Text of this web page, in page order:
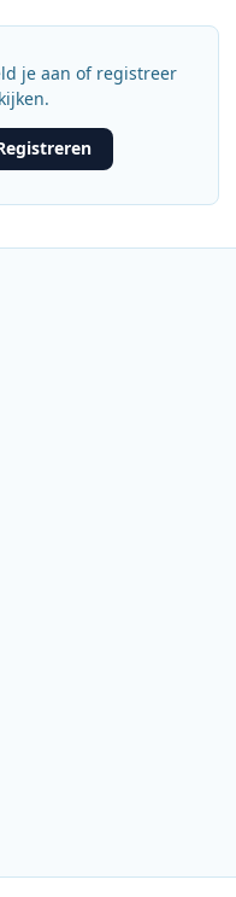
je aan of registreer